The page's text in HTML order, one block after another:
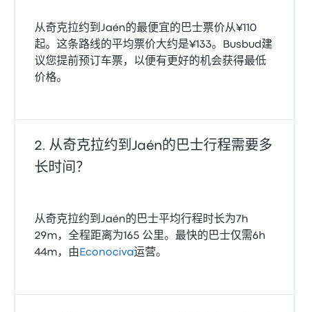
从奇克拉约到Jaén的最便宜的巴士票价从¥110
起。这条路线的平均票价大约是¥133。Busbud建
议您提前预订车票，以便有更好的机会获得最低
价格。
从奇克拉约到Jaén的巴士行程需要多
长时间？
从奇克拉约到Jaén的巴士平均行程时长为7h
29m，全程距离为165 公里。最快的巴士仅需6h
44m，由 Econociva运营。